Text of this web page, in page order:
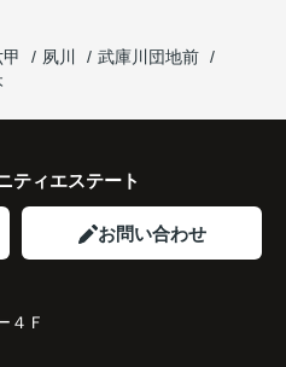
まいを選ばれました。
ぞれの通勤・通学時間が短く
来を見据えた良い選択だった
夙川
武庫川団地前
ティエステート
お問い合わせ
４Ｆ